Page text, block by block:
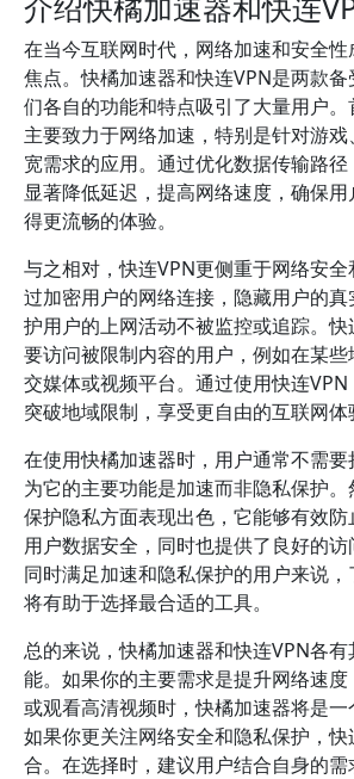
在当今互联网时代，网络加速和安全
焦点。快橘加速器和快连VPN是两款
们各自的功能和特点吸引了大量用户
主要致力于网络加速，特别是针对游
宽需求的应用。通过优化数据传输路
显著降低延迟，提高网络速度，确保
得更流畅的体验。
与之相对，快连VPN更侧重于网络安
过加密用户的网络连接，隐藏用户的
护用户的上网活动不被监控或追踪。
要访问被限制内容的用户，例如在某
交媒体或视频平台。通过使用快连
突破地域限制，享受更自由的互联网体
在使用快橘加速器时，用户通常不需
为它的主要功能是加速而非隐私保护
保护隐私方面表现出色，它能够有效
用户数据安全，同时也提供了良好的
同时满足加速和隐私保护的用户来说
将有助于选择最合适的工具。
总的来说，快橘加速器和快连VPN各
能。如果你的主要需求是提升网络速
或观看高清视频时，快橘加速器将是
如果你更关注网络安全和隐私保护，
合。在选择时，建议用户结合自身的